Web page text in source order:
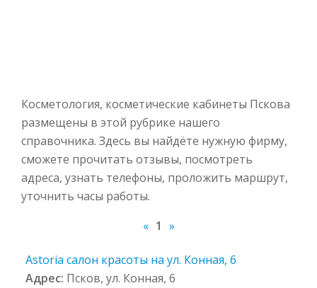
Косметология, косметические кабинеты Пскова
размещены в этой рубрике нашего
справочника. Здесь вы найдёте нужную фирму,
сможете прочитать отзывы, посмотреть
адреса, узнать телефоны, проложить маршрут,
уточнить часы работы.
« 1 »
Astoria салон красоты на ул. Конная, 6
Адрес: Псков, ул. Конная, 6